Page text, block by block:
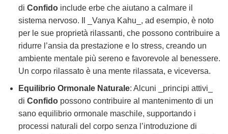
di Confidoinclude erbe che aiutano a calmare il
sistema nervoso. Il _Vanya Kahu_, ad esempio, è noto
per le sue proprietà rilassanti, che possono contribuire a
ridurre l’ansia da prestazione e lo stress, creando un
ambiente mentale più sereno e favorevole al benessere.
Un corpo rilassato è una mente rilassata, e viceversa.
Equilibrio Ormonale Naturale: Alcuni _principi attivi_
di Confidopossono contribuire al mantenimento di un
sano equilibrio ormonale maschile, supportando i
processi naturali del corpo senza l’introduzione di